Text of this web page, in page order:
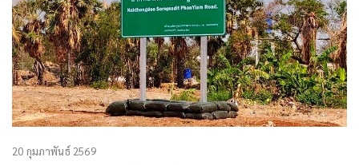
20 กุมภาพันธ์ 2569